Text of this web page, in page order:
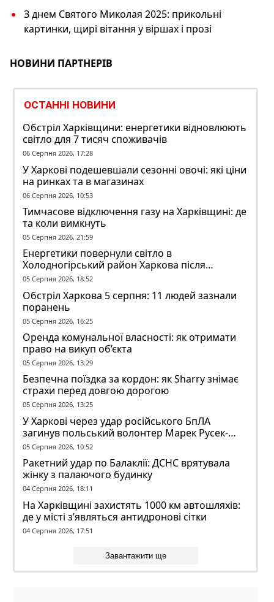
З днем Святого Миколая 2025: прикольні
картинки, щирі вітання у віршах і прозі
НОВИНИ ПАРТНЕРІВ
ОСТАННІ НОВИНИ
Обстріл Харківщини: енергетики відновлюють
світло для 7 тисяч споживачів
06 Серпня 2026, 17:28
У Харкові подешевшали сезонні овочі: які ціни
на ринках та в магазинах
06 Серпня 2026, 10:53
Тимчасове відключення газу на Харківщині: де
та коли вимкнуть
05 Серпня 2026, 21:59
Енергетики повернули світло в
Холодногірський район Харкова після
ворожого обстрілу
05 Серпня 2026, 18:52
Обстріл Харкова 5 серпня: 11 людей зазнали
поранень
05 Серпня 2026, 16:25
Оренда комунальної власності: як отримати
право на викуп об’єкта
05 Серпня 2026, 13:29
Безпечна поїздка за кордон: як Sharry знімає
страхи перед довгою дорогою
05 Серпня 2026, 13:25
У Харкові через удар російського БпЛА
загинув польський волонтер Марек Русек-
Вольський
05 Серпня 2026, 10:52
Ракетний удар по Балаклії: ДСНС врятувала
жінку з палаючого будинку
04 Серпня 2026, 18:11
На Харківщині захистять 1000 км автошляхів:
де у місті з’являться антидронові сітки
04 Серпня 2026, 17:51
Завантажити ще